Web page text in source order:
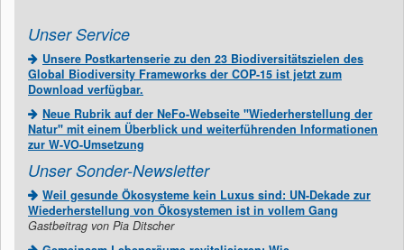
Unser Service
Unsere Postkartenserie zu den 23 Biodiversitätszielen des
Global Biodiversity Frameworks der COP-15 ist jetzt zum
Download verfügbar.
Neue Rubrik auf der NeFo-Webseite "Wiederherstellung der
Natur" mit einem Überblick und weiterführenden Informationen
zur W-VO-Umsetzung
Unser Sonder-Newsletter
Weil gesunde Ökosysteme kein Luxus sind: UN-Dekade zur
Wiederherstellung von Ökosystemen ist in vollem Gang
Gastbeitrag von Pia Ditscher